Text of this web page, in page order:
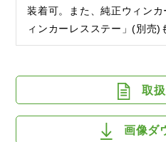
装着可。また、純正ウィン
ィンカーレスステー」(別売)
取
画像ダ